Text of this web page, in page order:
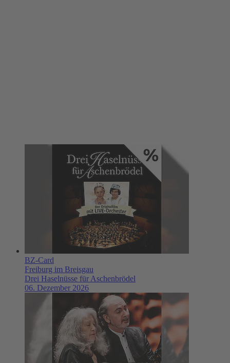
BZ-Card
Freiburg im Breisgau
Drei Haselnüsse für Aschenbrödel
06. Dezember 2026